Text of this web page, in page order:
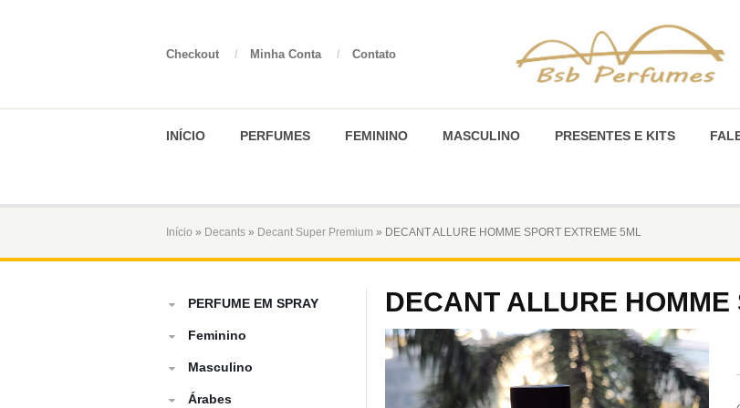
Checkout / Minha Conta / Contato
INÍCIO PERFUMES FEMININO MASCULINO PRESENTES E KITS
Início » Decants » Decant Super Premium » DECANT ALLURE HOMME SPORT EXTREME 5ML
PERFUME EM SPRAY
Feminino
Masculino
Árabes
DECANT ALLURE